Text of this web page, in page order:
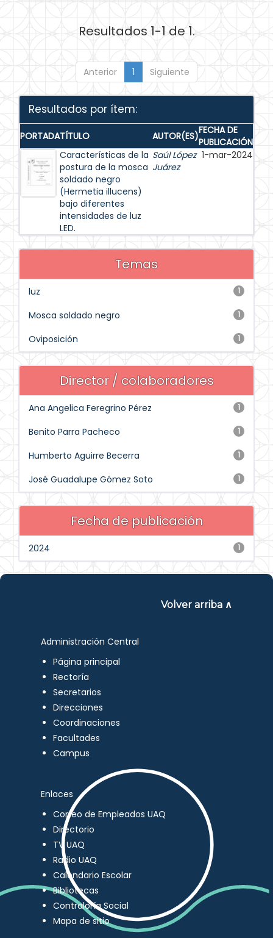
Resultados 1-1 de 1.
Anterior 1 Siguiente
Resultados por ítem:
PORTADATÍTULO AUTOR(ES)FECHA DE
PUBLICACIÓN
Características de la
postura de la mosca
soldado negro
(Hermetia illucens)
bajo diferentes
intensidades de luz
LED.
Saúl López
Juárez
1-mar-2024
Temas
1
luz
1
Mosca soldado negro
1
Oviposición
Director / colaboradores
1
Ana Angelica Feregrino Pérez
1
Benito Parra Pacheco
1
Humberto Aguirre Becerra
1
José Guadalupe Gómez Soto
Fecha de publicación
1
2024
Volver arriba ∧
Administración Central
Página principal
Rectoría
Secretarios
Direcciones
Coordinaciones
Facultades
Campus
Enlaces
Correo de Empleados UAQ
Directorio
TV UAQ
Radio UAQ
Calendario Escolar
Bibliotecas
Contraloría Social
Mapa de sitio